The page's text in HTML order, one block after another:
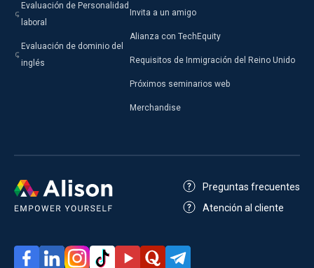
Evaluación de Personalidad
laboral
Evaluación de dominio del
inglés
Invita a un amigo
Alianza con TechEquity
Requisitos de Inmigración del Reino Unido
Próximos seminarios web
Merchandise
Preguntas frecuentes
Atención al cliente